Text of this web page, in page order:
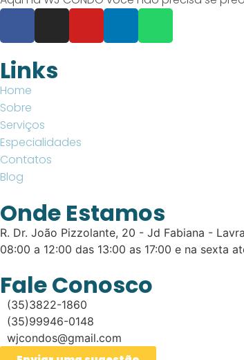
Links
Home
Sobre
Serviços
Especialidades
Contatos
Blog
Onde Estamos
R. Dr. João Pizzolante, 20 - Jd Fabiana -
08:00 a 12:00 das 13:00 as 17:00 e na sexta
Fale Conosco
(35)3822-1860
(35)99946-0148
wjcondos@gmail.com